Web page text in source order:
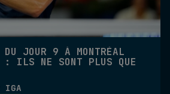
JOUR 9 À MONTRÉAL
: ILS NE SONT PLUS QUE
IGA